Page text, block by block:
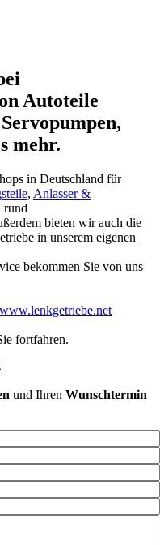
Autoteile
mehr.
in Deutschland für
, Anlasser &
rund
bieten wir auch die
in unserem eigenen
bekommen Sie von uns
www.lenkgetriebe.net
fortfahren.
und Ihren Wunschtermin